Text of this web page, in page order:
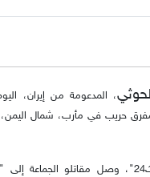
، المدعومة من إيران،
حريب في مأرب، شمال
ووفقاً لمصادر ميدانية لـ "سوث24"،